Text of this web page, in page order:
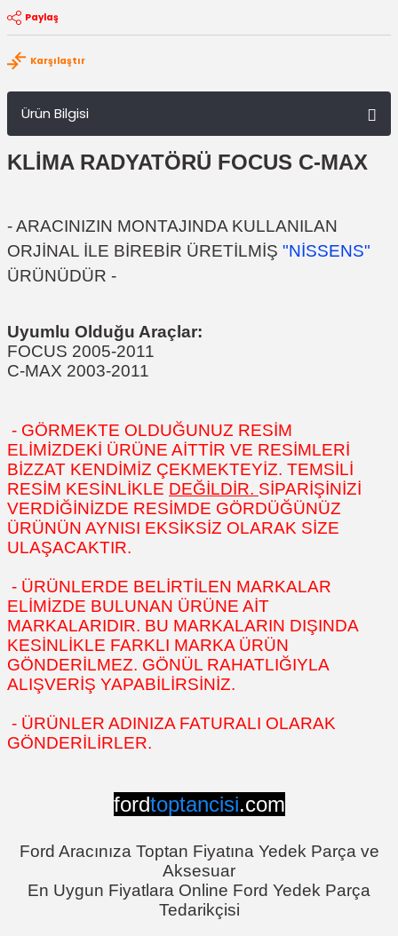
Paylaş
Karşılaştır
Ürün Bilgisi
KLİMA RADYATÖRÜ FOCUS C-MAX
- ARACINIZIN MONTAJINDA KULLANILAN
ORJİNAL İLE BİREBİR ÜRETİLMİŞ "NİSSENS"
ÜRÜNÜDÜR -
Uyumlu Olduğu Araçlar:
FOCUS 2005-2011
C-MAX 2003-2011
- GÖRMEKTE OLDUĞUNUZ RESİM
ELİMİZDEKİ ÜRÜNE AİTTİR VE RESİMLERİ
BİZZAT KENDİMİZ ÇEKMEKTEYİZ. TEMSİLİ
RESİM KESİNLİKLE DEĞİLDİR. SİPARİŞİNİZİ
VERDİĞİNİZDE RESİMDE GÖRDÜĞÜNÜZ
ÜRÜNÜN AYNISI EKSİKSİZ OLARAK SİZE
ULAŞACAKTIR.
- ÜRÜNLERDE BELİRTİLEN MARKALAR
ELİMİZDE BULUNAN ÜRÜNE AİT
MARKALARIDIR. BU MARKALARIN DIŞINDA
KESİNLİKLE FARKLI MARKA ÜRÜN
GÖNDERİLMEZ. GÖNÜL RAHATLIĞIYLA
ALIŞVERİŞ YAPABİLİRSİNİZ.
- ÜRÜNLER ADINIZA FATURALI OLARAK
GÖNDERİLİRLER.
fordtoptancisi.com
Ford Aracınıza Toptan Fiyatına Yedek Parça ve
Aksesuar
En Uygun Fiyatlara Online Ford Yedek Parça
Tedarikçisi